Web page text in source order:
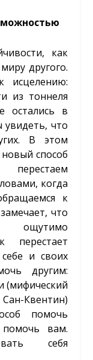
как
другого.
из тоннеля
остались в
увидеть, что
В этом
способ
когда
к
что
ощутимо
перестает
и своих
другим:
(мифический
Квентин)
помочь
вам.
себя